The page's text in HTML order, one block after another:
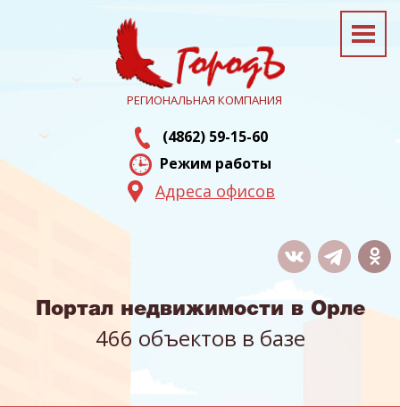
РЕГИОНАЛЬНАЯ КОМПАНИЯ
(4862) 59-15-60
Режим работы
Адреса офисов
Портал недвижимости в Орле
466 объектов в базе